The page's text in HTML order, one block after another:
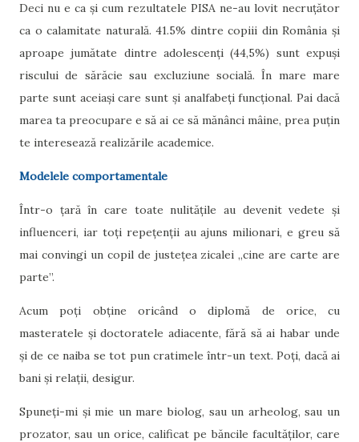
Deci nu e ca și cum rezultatele PISA ne-au lovit necruțător
ca o calamitate naturală. 41.5% dintre copiii din România și
aproape jumătate dintre adolescenți (44,5%) sunt expuși
riscului de sărăcie sau excluziune socială. În mare mare
parte sunt aceiași care sunt și analfabeți funcțional. Pai dacă
marea ta preocupare e să ai ce să mănânci mâine, prea puțin
te interesează realizările academice.
Modelele comportamentale
Într-o țară în care toate nulitățile au devenit vedete și
influenceri, iar toți repețenții au ajuns milionari, e greu să
mai convingi un copil de justețea zicalei „cine are carte are
parte”.
Acum poți obține oricând o diplomă de orice, cu
masteratele și doctoratele adiacente, fără să ai habar unde
și de ce naiba se tot pun cratimele într-un text. Poți, dacă ai
bani și relații, desigur.
Spuneți-mi și mie un mare biolog, sau un arheolog, sau un
prozator, sau un orice, calificat pe băncile facultăților, care